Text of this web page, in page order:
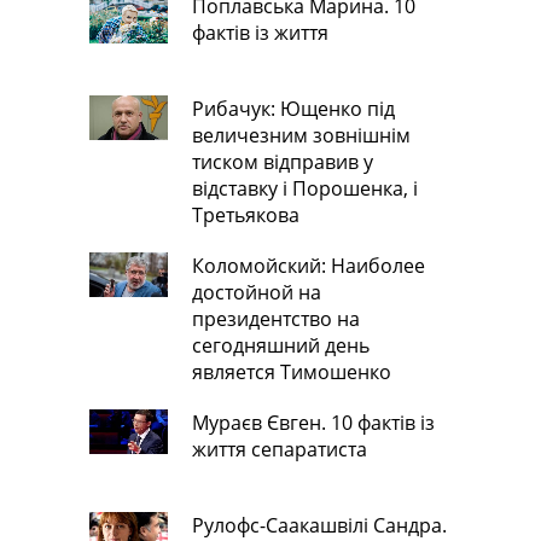
Поплавська Марина. 10
фактів із життя
Рибачук: Ющенко під
величезним зовнішнім
тиском відправив у
відставку і Порошенка, і
Третьякова
Коломойский: Наиболее
достойной на
президентство на
сегодняшний день
является Тимошенко
Мураєв Євген. 10 фактів із
життя сепаратиста
Рулофс-Саакашвілі Сандра.